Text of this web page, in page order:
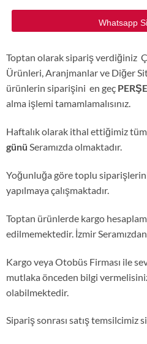
Whatsapp
Toptan olarak sipariş verdiğiniz
Ürünleri, Aranjmanlar ve Diğer
ürünlerin siparişini en geç
alma işlemi tamamlamalısınız.
Haftalık olarak ithal ettiğimiz
günü Seramızda olmaktadır.
Yoğunluğa göre toplu
yapılmaya çalışmaktadır.
Toptan ürünlerde kargo
edilmemektedir. İzmir
Kargo veya Otobüs Firması ile
mutlaka önceden bilgi
olabilmektedir.
Sipariş sonrası satış temsilcimiz